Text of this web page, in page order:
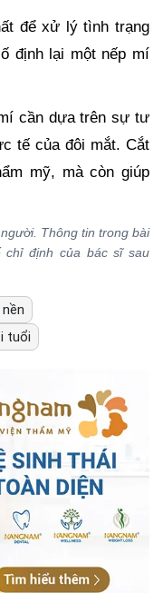
để xử lý tình trạng
định lại một nếp mí
cần dựa trên sự tư
tế của đôi mắt. Cắt
mỹ, mà còn giúp
Thông tin trong bài
chỉ định của bác sĩ sau
tuổi